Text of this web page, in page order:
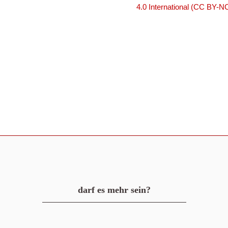
4.0 International (CC BY-
darf es mehr sein?